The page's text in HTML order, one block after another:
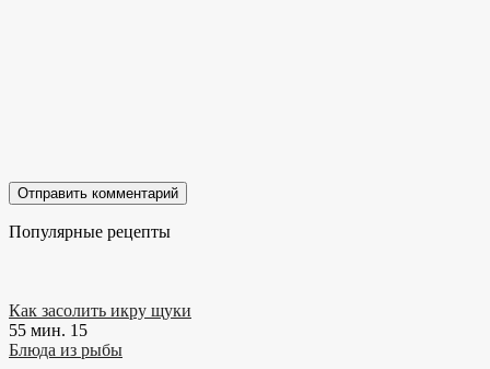
Популярные рецепты
Как засолить икру щуки
55 мин. 15
Блюда из рыбы